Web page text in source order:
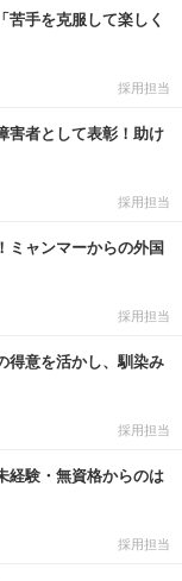
手を克服して楽しく
採用担当
害者として表彰！助け
採用担当
ミャンマーからの外国
採用担当
得意を活かし、馴染み
採用担当
経験・無資格からのは
採用担当